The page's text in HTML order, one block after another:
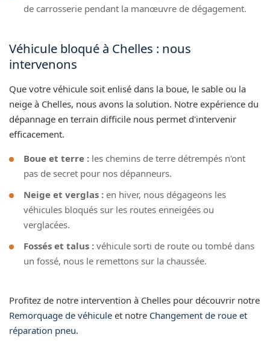
de carrosserie pendant la manœuvre de dégagement.
Véhicule bloqué à Chelles : nous
intervenons
Que votre véhicule soit enlisé dans la boue, le sable ou la
neige à Chelles, nous avons la solution. Notre expérience du
dépannage en terrain difficile nous permet d'intervenir
efficacement.
Boue et terre : les chemins de terre détrempés n'ont
pas de secret pour nos dépanneurs.
Neige et verglas : en hiver, nous dégageons les
véhicules bloqués sur les routes enneigées ou
verglacées.
Fossés et talus : véhicule sorti de route ou tombé dans
un fossé, nous le remettons sur la chaussée.
Profitez de notre intervention à Chelles pour découvrir notre
Remorquage de véhicule et notre Changement de roue et
réparation pneu.